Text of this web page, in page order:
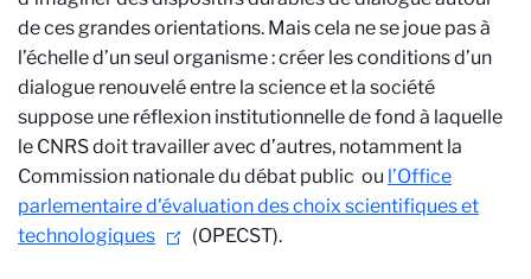
de ces grandes orientations. Mais cela ne se joue pas à
l’échelle d’un seul organisme : créer les conditions d’un
dialogue renouvelé entre la science et la société
suppose une réflexion institutionnelle de fond à laquelle
le CNRS doit travailler avec d’autres, notamment la
Commission nationale du débat public ou l’Office
parlementaire d'évaluation des choix scientifiques et
technologiques
(OPECST).